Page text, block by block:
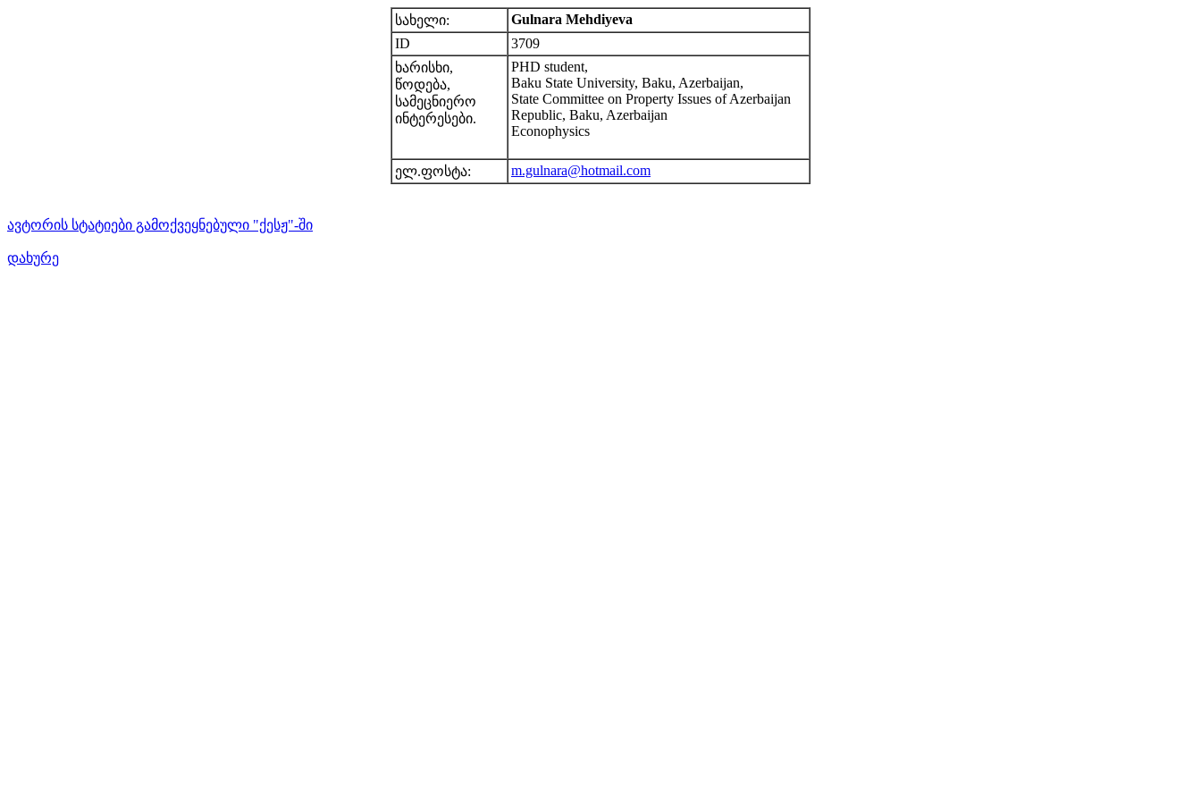
სახელი:
Gulnara Mehdiyeva
ID
3709
ხარისხი,
წოდება,
სამეცნიერო
ინტერესები.
PHD student,
Baku State University, Baku, Azerbaijan,
State Committee on Property Issues of Azerbaijan
Republic, Baku, Azerbaijan
Econophysics
ელ.ფოსტა: m.gulnara@hotmail.com
ავტორის სტატიები გამოქვეყნებული "ქესჟ"-ში
დახურე